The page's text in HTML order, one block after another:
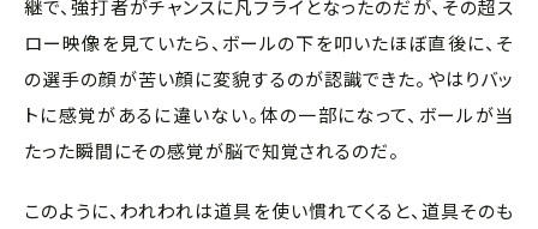
継で、強打者がチャンスに凡フライとなったのだが、その超ス
ロー映像を見ていたら、ボールの下を叩いたほぼ直後に、そ
の選手の顔が苦い顔に変貌するのが認識できた。やはりバッ
トに感覚があるに違いない。体の一部になって、ボールが当
たった瞬間にその感覚が脳で知覚されるのだ。
このように、われわれは道具を使い慣れてくると、道具そのも